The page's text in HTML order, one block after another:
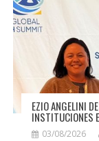
EZIO ANGELINI
INSTITUCIONES
03/08/2026